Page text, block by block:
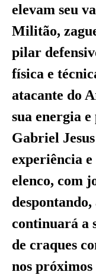
elevam seu
Militão,
pilar
física e
atacante do
sua energia
Gabriel
experiência
elenco, com
continuará a
de craques
nos próximos